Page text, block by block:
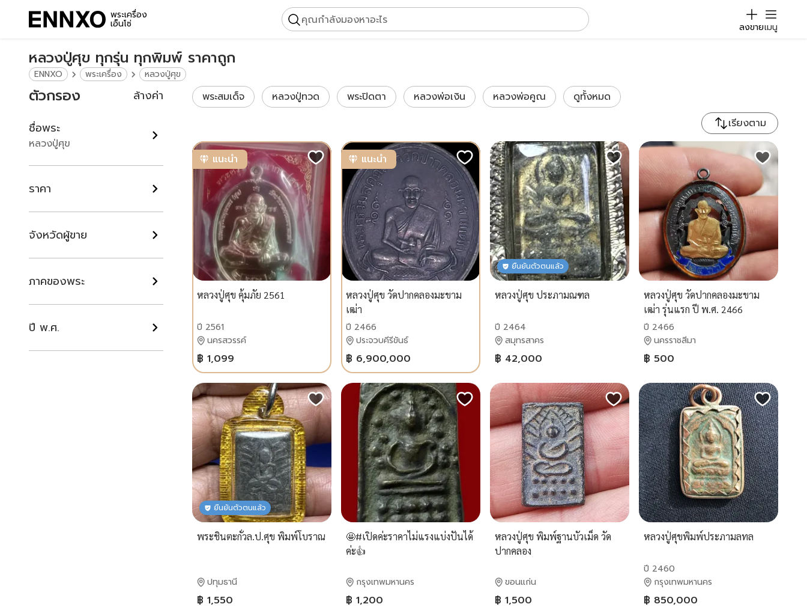
พระเครื่อง
เอ็นโซ่ คุณกำลังมองหาอะไร
ลงขายเมนู
หลวงปู่ศุข ทุกรุ่น ทุกพิมพ์ ราคาถูก
ENNXO พระเครื่อง หลวงปู่ศุข
แนะนำ
หลวงปู่ศุข คุ้มภัย 2561
ปี 2561
นครสวรรค์
฿ 1,099
แนะนำ
หลวงปู่ศุข วัดปากคลองมะขาม
เฒ่า
ปี 2466
ประจวบคีรีขันธ์
฿ 6,900,000
ยืนยันตัวตนแล้ว
หลวงปู่ศุข ประภามณฑล
ปี 2464
สมุทรสาคร
฿ 42,000
หลวงปู่ศุข วัดปากคลองมะขาม
เฒ่า รุ่นแรก ปี พ.ศ. 2466
ปี 2466
นครราชสีมา
฿ 500
ยืนยันตัวตนแล้ว
พระชินตะกั่วล.ป.ศุข พิมพ์โบราณ
ปทุมธานี
฿ 1,550
🤩#เปิดค่ะราคาไม่แรงแบ่งปันได้
ค่ะ👍
กรุงเทพมหานคร
฿ 1,200
หลวงปู่ศุข พิมพ์ฐานบัวเม็ด วัด
ปากคลอง
ขอนแก่น
฿ 1,500
หลวงปู่ศุขพิมพ์ประภามลทล
ปี 2460
กรุงเทพมหานคร
฿ 850,000
พระสมเด็จ หลวงปู่ทวด พระปิดตา หลวงพ่อเงิน หลวงพ่อคูณ
ดูทั้งหมด
เรียงตาม
ตัวกรอง
ล้างค่า
ชื่อพระ
หลวงปู่ศุข
ราคา
จังหวัดผู้ขาย
ภาคของพระ
ปี พ.ศ.